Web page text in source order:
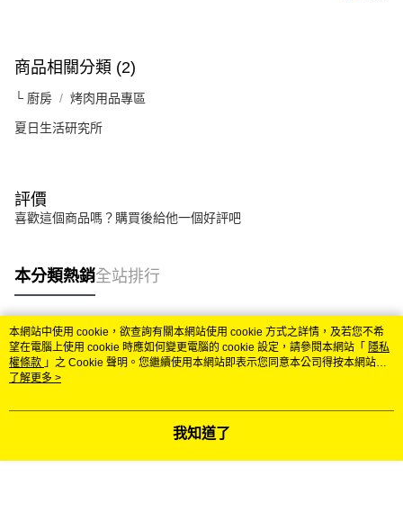
商品相關分類 (2)
└ 廚房 烤肉用品專區
夏日生活研究所
評價
喜歡這個商品嗎？購買後給他一個好評吧
本分類熱銷全站排行
熱門標籤
本網站中使用 cookie，欲查詢有關本網站使用 cookie 方式之詳情，及若您不希
望在電腦上使用 cookie 時應如何變更電腦的 cookie 設定，請參閱本網站「 隱私
權條款 」之 Cookie 聲明。您繼續使用本網站即表示您同意本公司得按本網站使
用條款之 Cookie 聲明使用 cookie。
了解更多 >
我知道了